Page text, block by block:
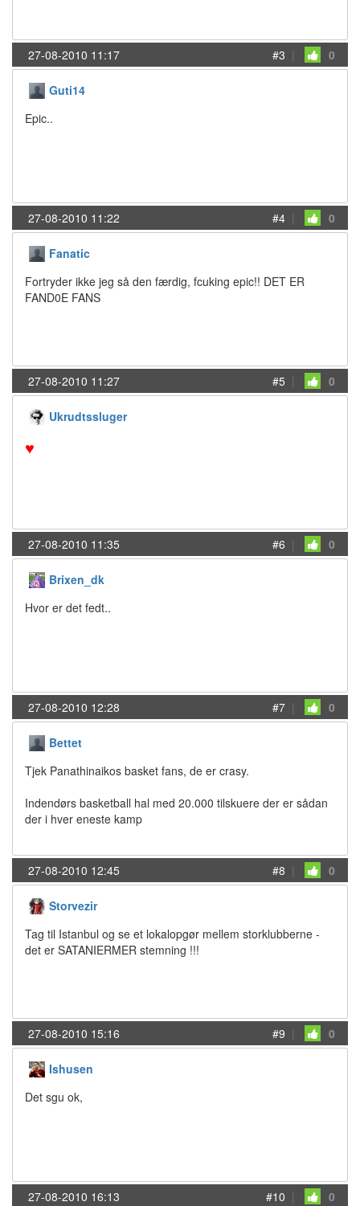
27-08-2010 11:17 #3 | 0
Guti14
Epic..
27-08-2010 11:22 #4 | 0
Fanatic
Fortryder ikke jeg så den færdig, fcuking epic!! DET ER
FAND0E FANS
27-08-2010 11:27 #5 | 0
Ukrudtssluger
♥
27-08-2010 11:35 #6 | 0
Brixen_dk
Hvor er det fedt..
27-08-2010 12:28 #7 | 0
Bettet
Tjek Panathinaikos basket fans, de er crasy.
Indendørs basketball hal med 20.000 tilskuere der er sådan
der i hver eneste kamp
27-08-2010 12:45 #8 | 0
Storvezir
Tag til Istanbul og se et lokalopgør mellem storklubberne -
det er SATANIERMER stemning !!!
27-08-2010 15:16 #9 | 0
Ishusen
Det sgu ok,
27-08-2010 16:13 #10 | 0